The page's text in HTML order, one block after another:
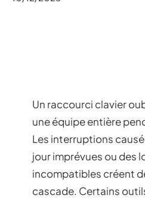
Un raccourci clavier
une équipe entière
Les interruptions
jour imprévues ou des
incompatibles créent
cascade. Certains